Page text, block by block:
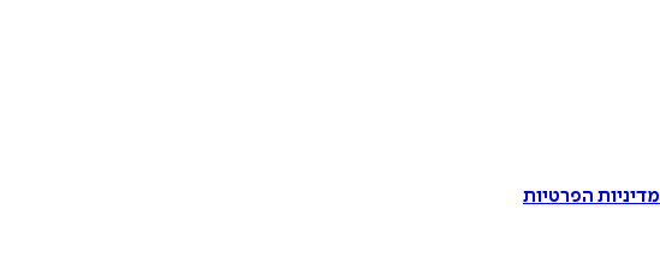
הפרטיות